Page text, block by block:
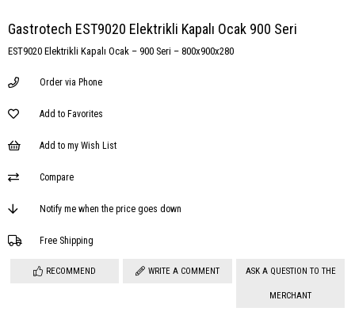
Gastrotech EST9020 Elektrikli Kapalı Ocak 900 Seri
EST9020 Elektrikli Kapalı Ocak – 900 Seri – 800x900x280
Order via Phone
Add to Favorites
Add to my Wish List
Compare
Notify me when the price goes down
Free Shipping
RECOMMEND WRITE A COMMENT ASK A QUESTION TO THE
MERCHANT